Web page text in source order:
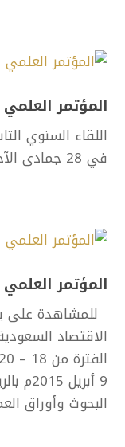
المؤتمر
اللقاء السنوي
في 28 جمادى الآخرة 1438هـ الموافق (27 مارس...
المؤتمر
للمشاهدة على
الاقتصاد
9
البحوث وأوراق